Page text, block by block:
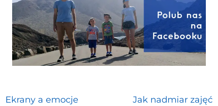
Ekrany a emocje Jak nadmiar zajęć